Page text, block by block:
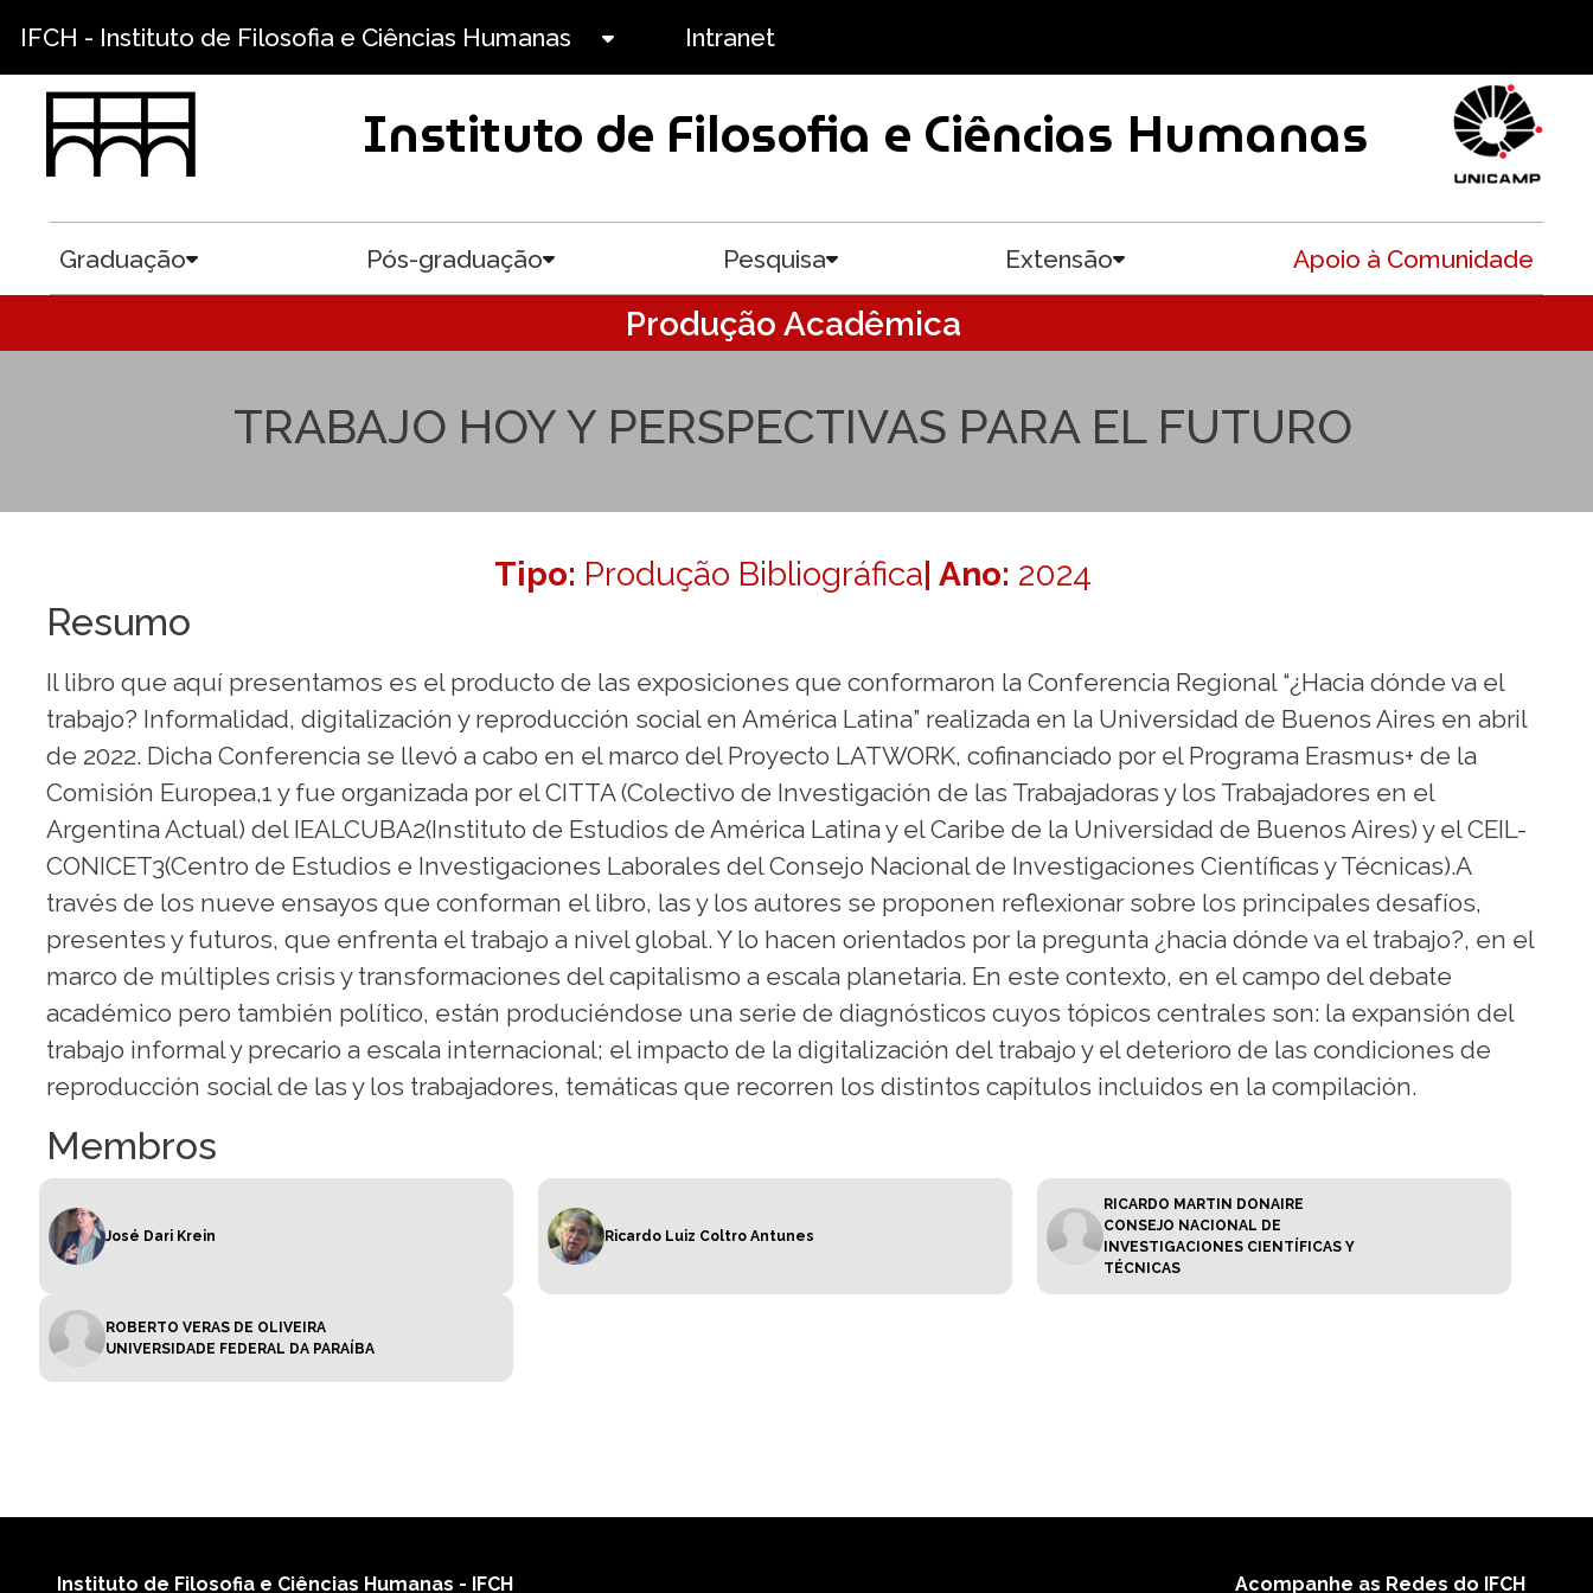
IFCH - Instituto de Filosofia e Ciências Humanas Intranet
Instituto de Filosofia e Ciências Humanas
Graduação Pós-graduação Pesquisa Extensão Apoio à Comunidade
Produção Acadêmica
TRABAJO HOY Y PERSPECTIVAS PARA EL FUTURO
Tipo: Produção Bibliográfica| Ano: 2024
Resumo
Il libro que aquí presentamos es el producto de las exposiciones que conformaron la Conferencia Regional “¿Hacia dónde va el
trabajo? Informalidad, digitalización y reproducción social en América Latina” realizada en la Universidad de Buenos Aires en abril
de 2022. Dicha Conferencia se llevó a cabo en el marco del Proyecto LATWORK, cofinanciado por el Programa Erasmus+ de la
Comisión Europea,1 y fue organizada por el CITTA (Colectivo de Investigación de las Trabajadoras y los Trabajadores en el
Argentina Actual) del IEALCUBA2(Instituto de Estudios de América Latina y el Caribe de la Universidad de Buenos Aires) y el CEIL-
CONICET3(Centro de Estudios e Investigaciones Laborales del Consejo Nacional de Investigaciones Científicas y Técnicas).A
través de los nueve ensayos que conforman el libro, las y los autores se proponen reflexionar sobre los principales desafíos,
presentes y futuros, que enfrenta el trabajo a nivel global. Y lo hacen orientados por la pregunta ¿hacia dónde va el trabajo?, en el
marco de múltiples crisis y transformaciones del capitalismo a escala planetaria. En este contexto, en el campo del debate
académico pero también político, están produciéndose una serie de diagnósticos cuyos tópicos centrales son: la expansión del
trabajo informal y precario a escala internacional; el impacto de la digitalización del trabajo y el deterioro de las condiciones de
reproducción social de las y los trabajadores, temáticas que recorren los distintos capítulos incluidos en la compilación.
Membros
José Dari Krein Ricardo Luiz Coltro Antunes
RICARDO MARTIN DONAIRE
CONSEJO NACIONAL DE
INVESTIGACIONES CIENTÍFICAS Y
TÉCNICAS
ROBERTO VERAS DE OLIVEIRA
UNIVERSIDADE FEDERAL DA PARAÍBA
Instituto de Filosofia e Ciências Humanas - IFCH Acompanhe as Redes do IFCH